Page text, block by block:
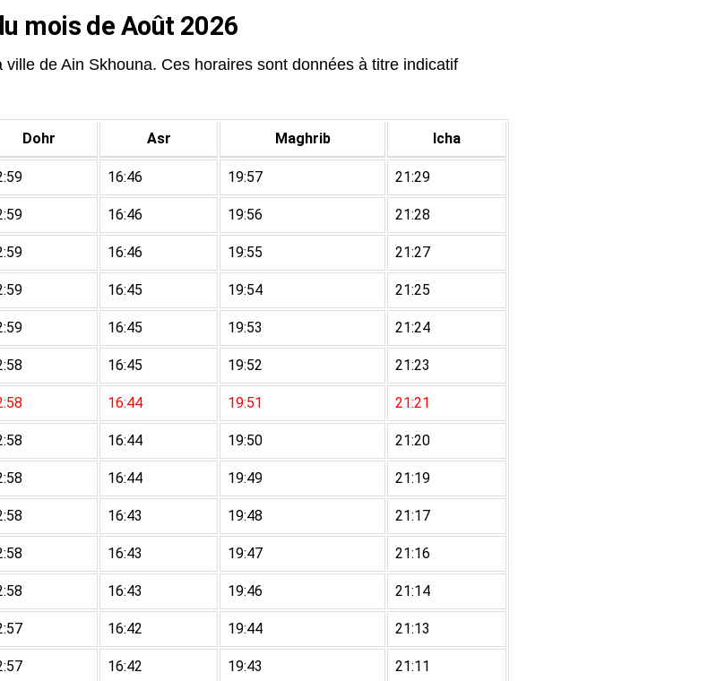
mois de Août 2026
ville de Ain Skhouna. Ces horaires sont données à titre indicatif
Dohr Asr Maghrib Icha
16:46 19:57 21:29
16:46 19:56 21:28
16:46 19:55 21:27
16:45 19:54 21:25
16:45 19:53 21:24
16:45 19:52 21:23
16:44 19:51 21:21
16:44 19:50 21:20
16:44 19:49 21:19
16:43 19:48 21:17
16:43 19:47 21:16
16:43 19:46 21:14
16:42 19:44 21:13
16:42 19:43 21:11